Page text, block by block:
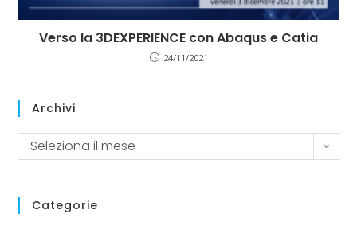
Verso la 3DEXPERIENCE con Abaqus e Catia
24/11/2021
Archivi
Seleziona il mese
Categorie